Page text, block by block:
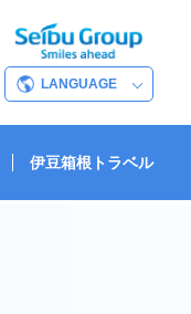
LANGUAGE
伊豆箱根トラベル